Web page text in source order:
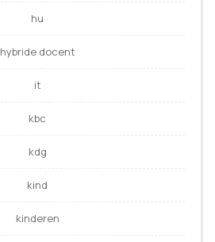
hu
hybride docent
it
kbc
kdg
kind
kinderen